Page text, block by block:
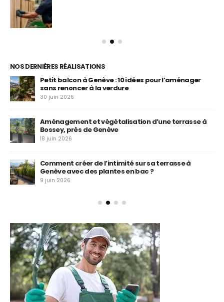
NOS DERNIÈRES RÉALISATIONS
Petit balcon à Genève : 10 idées pour l’aménager
sans renoncer à la verdure
30 juin 2026
Aménagement et végétalisation d’une terrasse à
Bossey, près de Genève
18 juin 2026
Comment créer de l’intimité sur sa terrasse à
Genève avec des plantes en bac ?
9 juin 2026